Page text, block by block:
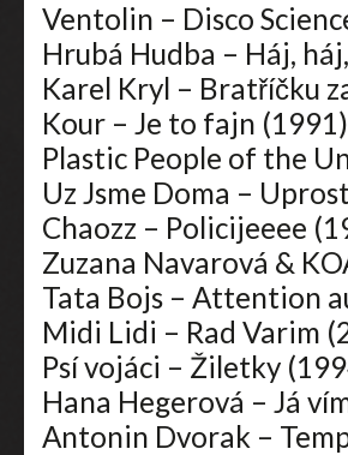
Ventolin – Disco
Hrubá Hudba – Háj,
Karel Kryl – Bratříčku
Kour – Je to fajn (1991)
Plastic People of the
Uz Jsme Doma –
Chaozz – Policijeeee
Zuzana Navarová &
Tata Bojs – Attention
Midi Lidi – Rad Varim
Psí vojáci – Žiletky
Hana Hegerová – Já
Antonin Dvorak –